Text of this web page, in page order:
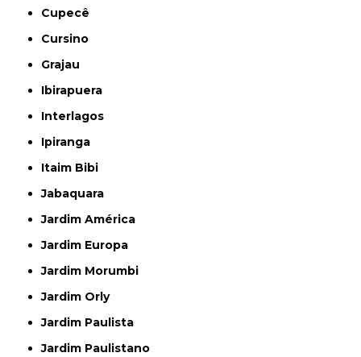
Cupecê
Cursino
Grajau
Ibirapuera
Interlagos
Ipiranga
Itaim Bibi
Jabaquara
Jardim América
Jardim Europa
Jardim Morumbi
Jardim Orly
Jardim Paulista
Jardim Paulistano